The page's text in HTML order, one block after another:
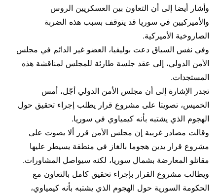
وأشار أيضا إلى أن التعاون بين العسكريين الروس
والأميركيين في سوريا قد يتوقف بسبب هذه الضربة
الصاروخية الأميركية.
وفي نفس السياق دعت بوليفيا، العضو غير الدائم في مجلس
الأمن الدولي، إلى عقد جلسة طارئة للمجلس لمناقشة هذه
المستجدات.
تجدر الإشارة إلى أن مجلس الأمن الدولي أجّل، أمس
الخميس، تصويتا على مشروع قرار يطلب إجراء تحقيق حول
الهجوم الذي يشتبه بأنه كيمياوي في سوريا.
وقالت مصادر غربية إن مجلس الأمن قرر ألا يصوت على
مشروع قرار يدين هجوما بالغاز في منطقة يسيطر عليها
مقاتلو المعارضة بشمال سوريا، لكنه سيواصل المشاورات.
ويطالب مشروع القرار بإجراء تحقيق كامل بالتعاون مع
الحكومة السورية حول الهجوم الذي يشتبه بأنه كيمياوي،